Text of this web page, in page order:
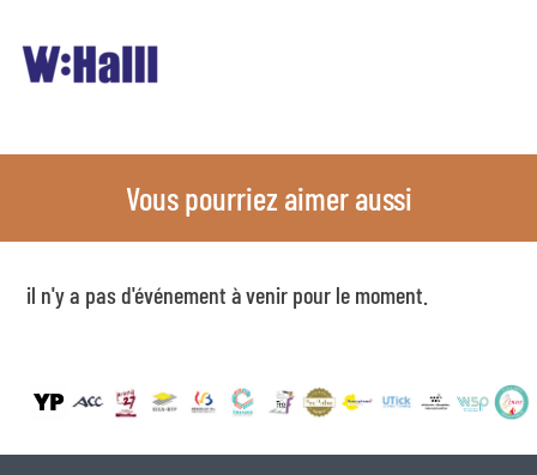
Vous pourriez aimer aussi
il n'y a pas d'événement à venir pour le moment.